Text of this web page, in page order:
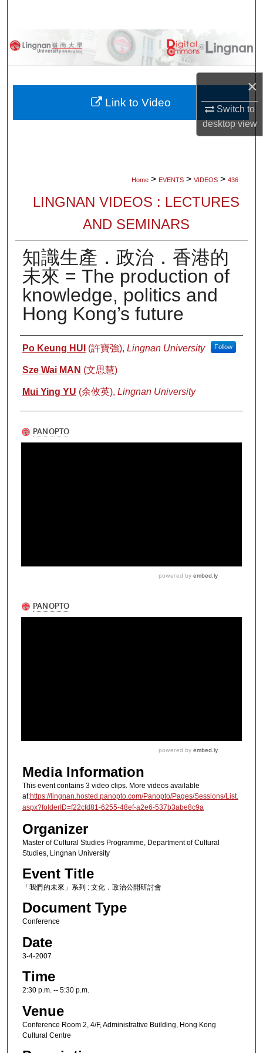
×
Switch to
desktopview
Browse Collections
About
Digital Commons Network™
Home > EVENTS > VIDEOS > 436
LINGNAN VIDEOS : LECTURES
AND SEMINARS
知識生產．政治．香港的
未來 = The production of
knowledge, politics and
Hong Kong’s future
Authors
Po Keung HUI (許寶強), Lingnan University Follow
Sze Wai MAN (文思慧)
Mui Ying YU (余攸英), Lingnan University
Media Information
This event contains 3 video clips. More videos available
at:https://lingnan.hosted.panopto.com/Panopto/Pages/Sessions/List.
aspx?folderID=f22cfd81-6255-48ef-a2e6-537b3abe8c9a
Organizer
Master of Cultural Studies Programme, Department of Cultural
Studies, Lingnan University
Event Title
「我們的未來」系列 : 文化．政治公開研討會
Document Type
Conference
Date
3-4-2007
Time
2:30 p.m. -- 5:30 p.m.
Venue
Conference Room 2, 4/F, Administrative Building, Hong Kong
Cultural Centre
Link to Video